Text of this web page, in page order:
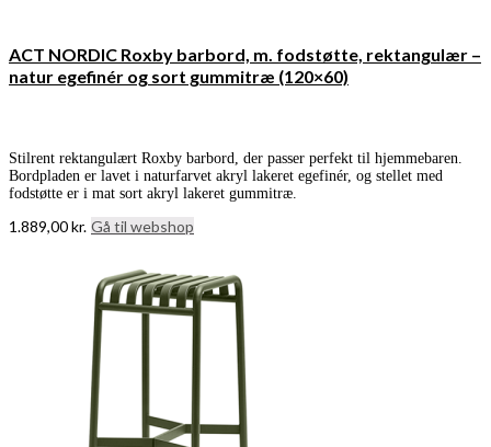
ACT NORDIC Roxby barbord, m. fodstøtte, rektangulær –
natur egefinér og sort gummitræ (120×60)
Stilrent rektangulært Roxby barbord, der passer perfekt til hjemmebaren.
Bordpladen er lavet i naturfarvet akryl lakeret egefinér, og stellet med
fodstøtte er i mat sort akryl lakeret gummitræ.
1.889,00kr. Gå til webshop